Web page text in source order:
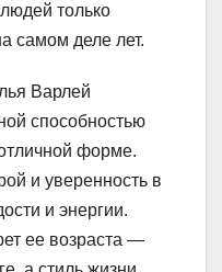
только
самом деле лет.
Варлей
способностью
форме.
и уверенность в
и энергии.
ее возраста —